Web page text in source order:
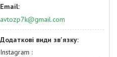
avtozp7k@gmail.com
Instagram